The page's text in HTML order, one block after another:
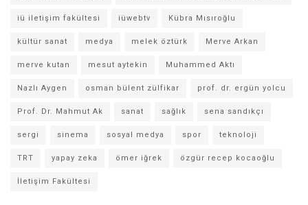
iü iletişim fakültesi iüwebtv Kübra Mısıroğlu
kültür sanat medya melek öztürk Merve Arkan
merve kutan mesut aytekin Muhammed Aktı
Nazlı Aygen osman bülent zülfikar prof. dr. ergün yolcu
Prof. Dr. Mahmut Ak sanat sağlık sena sandıkçı
sergi sinema sosyal medya spor teknoloji
TRT yapay zeka ömer iğrek özgür recep kocaoğlu
İletişim Fakültesi